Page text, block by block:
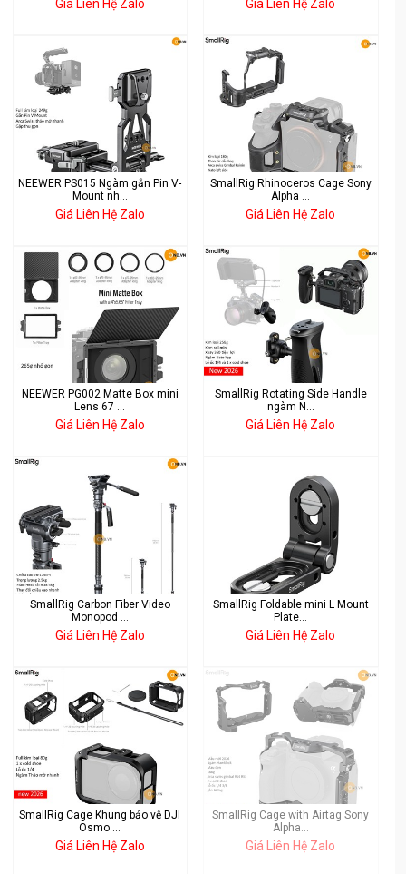
Giá Liên Hệ Zalo Giá Liên Hệ Zalo
NEEWER PS015 Ngàm gắn Pin V-
Mount nh...
Giá Liên Hệ Zalo
SmallRig Rhinoceros Cage Sony
Alpha ...
Giá Liên Hệ Zalo
NEEWER PG002 Matte Box mini
Lens 67 ...
Giá Liên Hệ Zalo
SmallRig Rotating Side Handle
ngàm N...
Giá Liên Hệ Zalo
SmallRig Carbon Fiber Video
Monopod ...
Giá Liên Hệ Zalo
SmallRig Foldable mini L Mount
Plate...
Giá Liên Hệ Zalo
SmallRig Cage Khung bảo vệ DJI
Osmo ...
Giá Liên Hệ Zalo
SmallRig Cage with Airtag Sony
Alpha...
Giá Liên Hệ Zalo